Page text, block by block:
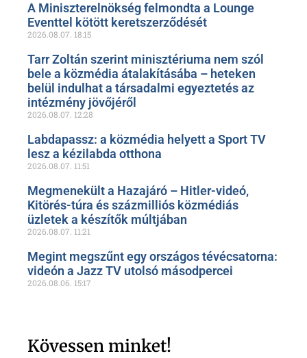
A Miniszterelnökség felmondta a Lounge
Eventtel kötött keretszerződését
2026.08.07. 18:15
Tarr Zoltán szerint minisztériuma nem szól
bele a közmédia átalakításába – heteken
belül indulhat a társadalmi egyeztetés az
intézmény jövőjéről
2026.08.07. 12:28
Labdapassz: a közmédia helyett a Sport TV
lesz a kézilabda otthona
2026.08.07. 11:51
Megmenekült a Hazajáró – Hitler-videó,
Kitörés-túra és százmilliós közmédiás
üzletek a készítők múltjában
2026.08.07. 11:21
Megint megszűnt egy országos tévécsatorna:
videón a Jazz TV utolsó másodpercei
2026.08.06. 15:17
Kövessen minket!